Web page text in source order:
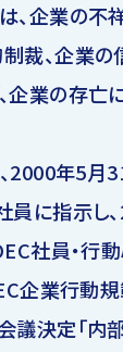
、企業の
裁、企業
企業の存亡
2000年5月
員に指示し
社員・行
企業行動規
議決定「内